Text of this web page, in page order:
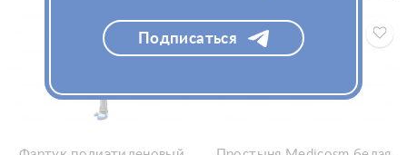
Подписаться